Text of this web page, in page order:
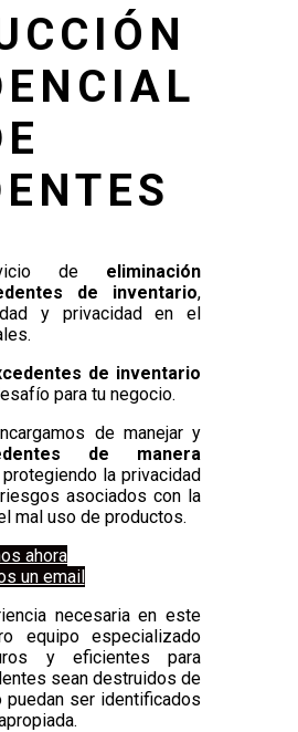
de eliminación
de inventario,
y privacidad en el
de inventario
para tu negocio.
de manejar y
de manera
protegiendo la privacidad
asociados con la
mal uso de productos.
ahora
un email
necesaria en este
equipo especializado
y eficientes para
sean destruidos de
ser identificados